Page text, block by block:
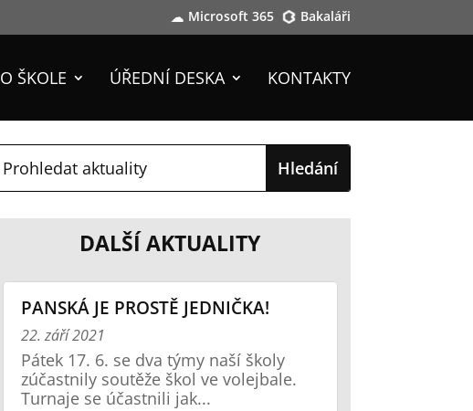
Microsoft 365 Bakaláři
O ŠKOLE ÚŘEDNÍ DESKA KONTAKTY
DALŠÍ AKTUALITY
PANSKÁ JE PROSTĚ JEDNIČKA!
22. září 2021
Pátek 17. 6. se dva týmy naší školy
zúčastnily soutěže škol ve volejbale.
Turnaje se účastnili jak...